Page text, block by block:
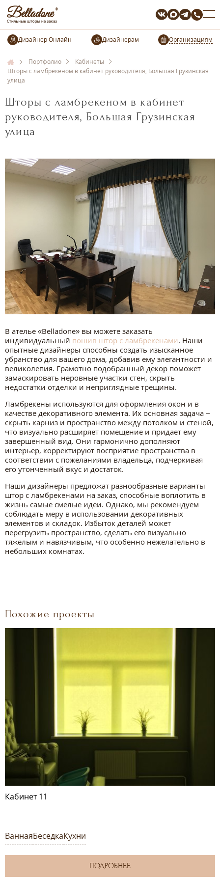
Организациям
Портфолио
Кабинеты
Шторы с ламбрекеном в кабинет руководителя, Большая Грузинская
улица
Шторы с ламбрекеном в кабинет
руководителя, Большая Грузинская
улица
В ателье «Belladone» вы можете заказать
индивидуальный пошив штор с ламбрекенами. Наши
опытные дизайнеры способны создать изысканное
убранство для вашего дома, добавив ему элегантности и
великолепия. Грамотно подобранный декор поможет
замаскировать неровные участки стен, скрыть
недостатки отделки и неприглядные трещины.
Ламбрекены используются для оформления окон и в
качестве декоративного элемента. Их основная задача –
скрыть карниз и пространство между потолком и стеной,
что визуально расширяет помещение и придает ему
завершенный вид. Они гармонично дополняют
интерьер, корректируют восприятие пространства в
соответствии с пожеланиями владельца, подчеркивая
его утонченный вкус и достаток.
Наши дизайнеры предложат разнообразные варианты
штор с ламбрекенами на заказ, способные воплотить в
жизнь самые смелые идеи. Однако, мы рекомендуем
соблюдать меру в использовании декоративных
элементов и складок. Избыток деталей может
перегрузить пространство, сделать его визуально
тяжелым и навязчивым, что особенно нежелательно в
небольших комнатах.
Похожие проекты
Кабинет 11
ВаннаяБеседкаКухни
ПОДРОБНЕЕ